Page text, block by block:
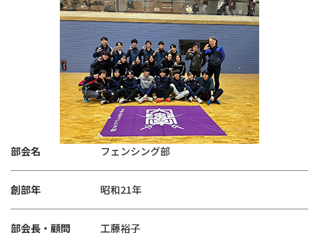
部会名 フェンシング部
創部年 昭和21年
部会長・顧問 工藤裕子